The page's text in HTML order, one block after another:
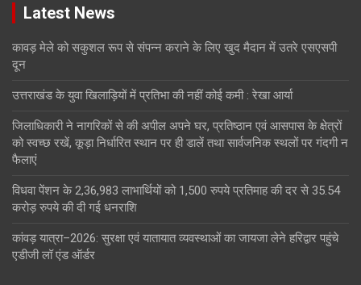
Latest News
कावड़ मेले को सकुशल रूप से संपन्न कराने के लिए खुद मैदान में उतरे एसएसपी
दून
उत्तराखंड के युवा खिलाड़ियों में प्रतिभा की नहीं कोई कमी : रेखा आर्या
जिलाधिकारी ने नागरिकों से की अपील अपने घर, प्रतिष्ठान एवं आसपास के क्षेत्रों
को स्वच्छ रखें, कूड़ा निर्धारित स्थान पर ही डालें तथा सार्वजनिक स्थलों पर गंदगी न
फैलाएं
विधवा पेंशन के 2,36,983 लाभार्थियों को 1,500 रुपये प्रतिमाह की दर से 35.54
करोड़ रुपये की दी गई धनराशि
कांवड़ यात्रा–2026: सुरक्षा एवं यातायात व्यवस्थाओं का जायजा लेने हरिद्वार पहुंचे
एडीजी लॉ एंड ऑर्डर